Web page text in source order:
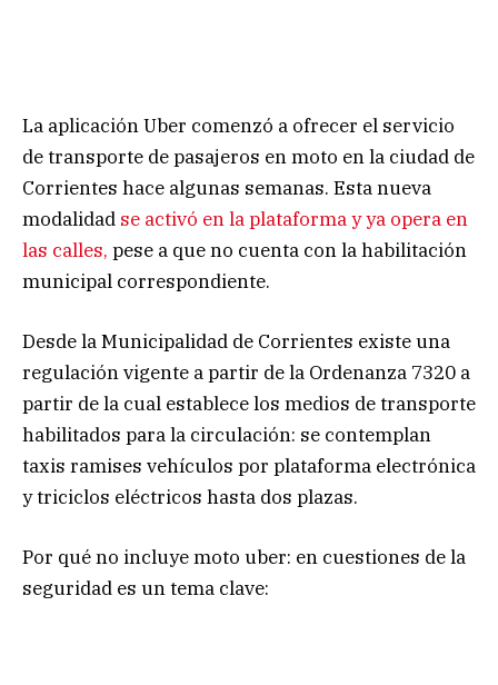
La aplicación Uber comenzó a ofrecer el servicio
de transporte de pasajeros en moto en la ciudad de
Corrientes hace algunas semanas. Esta nueva
modalidad se activó en la plataforma y ya opera en
las calles, pese a que no cuenta con la habilitación
municipal correspondiente.
Desde la Municipalidad de Corrientes existe una
regulación vigente a partir de la Ordenanza 7320 a
partir de la cual establece los medios de transporte
habilitados para la circulación: se contemplan
taxis ramises vehículos por plataforma electrónica
y triciclos eléctricos hasta dos plazas.
Por qué no incluye moto uber: en cuestiones de la
seguridad es un tema clave: